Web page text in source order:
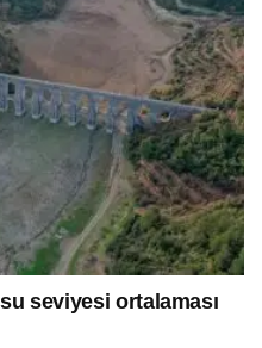
seviyesi ortalaması